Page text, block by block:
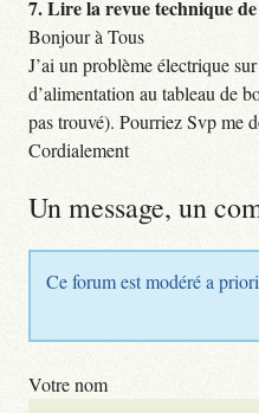
7.Lire la revue technique
Bonjour à Tous
J’ai un problème électrique
d’alimentation au tableau de
pas trouvé). Pourriez Svp me
Cordialement
Un message, un
Ce forum est modéré a
Votre nom